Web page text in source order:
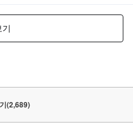
(2,689)